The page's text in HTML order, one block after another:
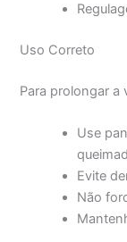
Uso Correto
Para prolongar a
Use
Evite
Não